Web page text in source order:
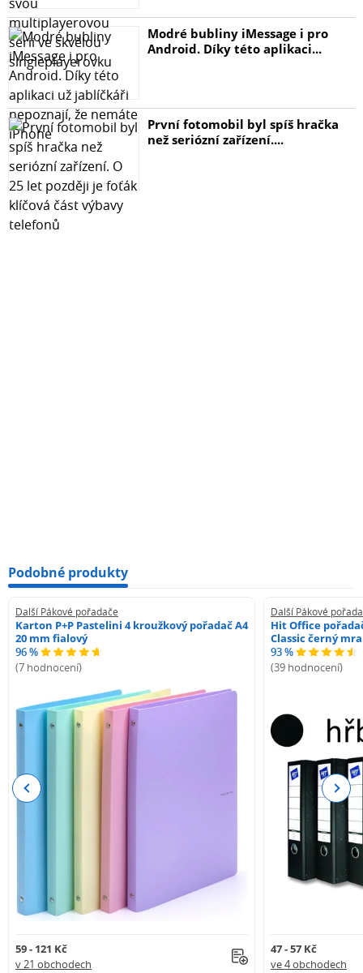
Modré bubliny iMessage i pro
Android. Díky této aplikaci...
První fotomobil byl spíš hračka
než seriózní zařízení....
Podobné produkty
Další Pákové pořadače
Karton P+P Pastelini 4 kroužkový pořadač A4
20 mm fialový
96 %
(7 hodnocení)
59 - 121 Kč
v 21 obchodech
Další Pákové
Hit Office
Classic černý
93 %
(39 hodnocení)
47 - 57 Kč
ve 4 obchodech
Previous Next